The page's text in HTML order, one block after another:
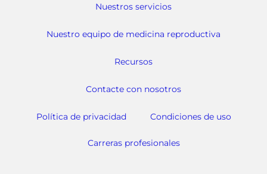
Nuestros servicios
Nuestro equipo de medicina reproductiva
Recursos
Contacte con nosotros
Política de privacidad Condiciones de uso
Carreras profesionales